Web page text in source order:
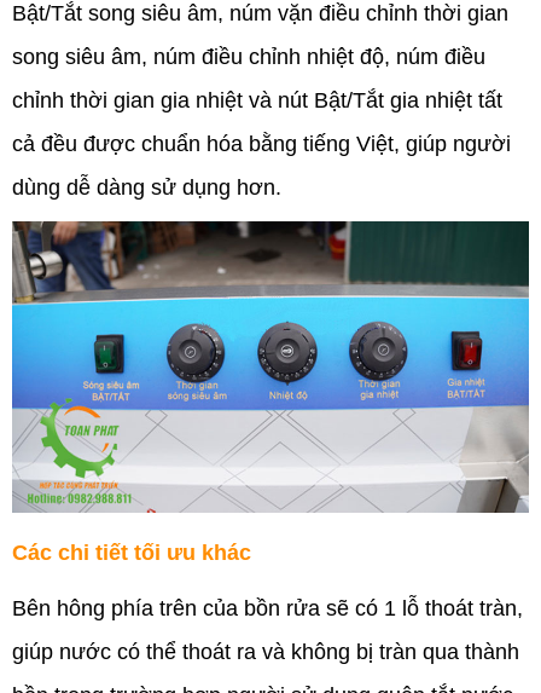
Bật/Tắt song siêu âm, núm vặn điều chỉnh thời gian
song siêu âm, núm điều chỉnh nhiệt độ, núm điều
chỉnh thời gian gia nhiệt và nút Bật/Tắt gia nhiệt tất
cả đều được chuẩn hóa bằng tiếng Việt, giúp người
dùng dễ dàng sử dụng hơn.
Các chi tiết tối ưu khác
Bên hông phía trên của bồn rửa sẽ có 1 lỗ thoát tràn,
giúp nước có thể thoát ra và không bị tràn qua thành